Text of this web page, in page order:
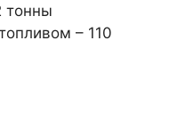
тонны
– 110